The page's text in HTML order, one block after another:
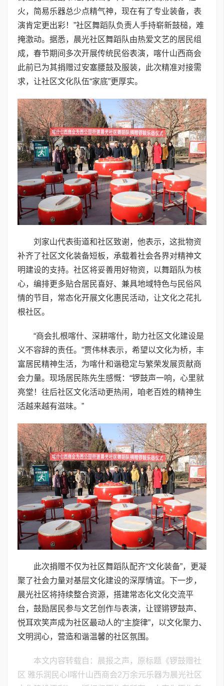
火，简易乐器总少点精气神，现在有了专业装备，表
演肯定更出彩！”社区舞蹈队负责人手持崭新鼓槌，难
掩激动。据悉，晨光社区舞蹈队由热爱文艺的居民组
成，春节期间多次开展传统民俗表演，喀什山西商会
此前已为其捐赠过安塞腰鼓及服装，此次精准对接需
求，让社区文化队伍“家底”更厚实。
刘家山代表街道和社区致谢，他表示，这批物资
补齐了社区文化装备短板，承载着社会各界对精神文
明建设的支持。社区将妥善用好物资，以舞蹈队为核
心，编排更多贴合居民喜好、兼具地域特色与民俗风
情的节目，常态化开展文化惠民活动，让文化之花扎
根社区。
“商会扎根喀什、深耕喀什，助力社区文化建设是
义不容辞的责任。”贾伟林表示，希望以文化为桥，丰
富居民精神生活，为喀什和谐稳定与繁荣发展贡献商
会力量。现场居民陈先生感慨：“锣鼓声一响，心里就
亮堂！往后社区文化活动更热闹，咱老百姓的精神生
活越来越有滋味。”
此次捐赠不仅为社区舞蹈队配齐“文化装备”，更凝
聚了社会力量对基层文化建设的深厚情谊。下一步，
晨光社区将持续整合资源，搭建常态化文化交流平
台，鼓励居民参与文艺创作与表演，让铿锵锣鼓声、
悦耳欢笑声成为社区最动人的“主旋律”，以文化聚力、
文明润心，营造和谐温馨的社区氛围。
本文内容转载自：晨报之声，原标题《锣鼓赠社
区 雅乐润民心I喀什山西商会2万余元乐器为晨光社区